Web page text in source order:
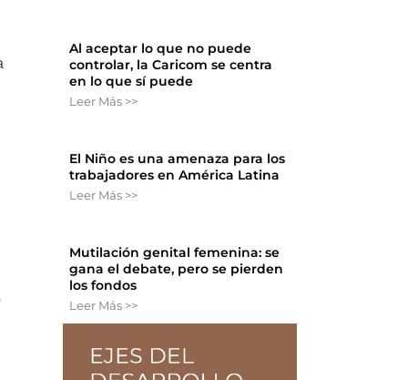
Al aceptar lo que no puede
controlar, la Caricom se centra
en lo que sí puede
Leer Más >>
El Niño es una amenaza para los
trabajadores en América Latina
Leer Más >>
Mutilación genital femenina: se
gana el debate, pero se pierden
los fondos
Leer Más >>